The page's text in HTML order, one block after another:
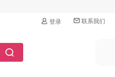
登录 联系我们